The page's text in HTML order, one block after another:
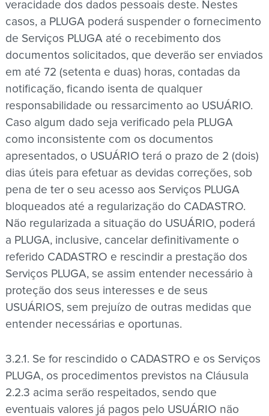
veracidade dos dados pessoais deste. Nestes
casos, a PLUGA poderá suspender o fornecimento
de Serviços PLUGA até o recebimento dos
documentos solicitados, que deverão ser enviados
em até 72 (setenta e duas) horas, contadas da
notificação, ficando isenta de qualquer
responsabilidade ou ressarcimento ao USUÁRIO.
Caso algum dado seja verificado pela PLUGA
como inconsistente com os documentos
apresentados, o USUÁRIO terá o prazo de 2 (dois)
dias úteis para efetuar as devidas correções, sob
pena de ter o seu acesso aos Serviços PLUGA
bloqueados até a regularização do CADASTRO.
Não regularizada a situação do USUÁRIO, poderá
a PLUGA, inclusive, cancelar definitivamente o
referido CADASTRO e rescindir a prestação dos
Serviços PLUGA, se assim entender necessário à
proteção dos seus interesses e de seus
USUÁRIOS, sem prejuízo de outras medidas que
entender necessárias e oportunas.
3.2.1. Se for rescindido o CADASTRO e os Serviços
PLUGA, os procedimentos previstos na Cláusula
2.2.3 acima serão respeitados, sendo que
eventuais valores já pagos pelo USUÁRIO não